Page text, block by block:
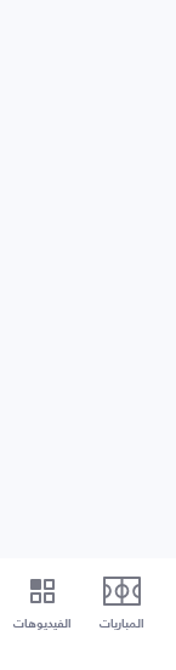
المباريات الفيديوهات